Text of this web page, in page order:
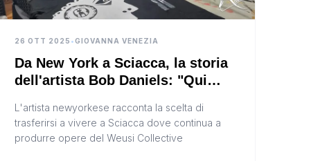
26 OTT 2025 •GIOVANNA VENEZIA
Da New York a Sciacca, la storia
dell'artista Bob Daniels: "Qui
L'artista newyorkese racconta la scelta di
trasferirsi a vivere a Sciacca dove continua a
produrre opere del Weusi Collective